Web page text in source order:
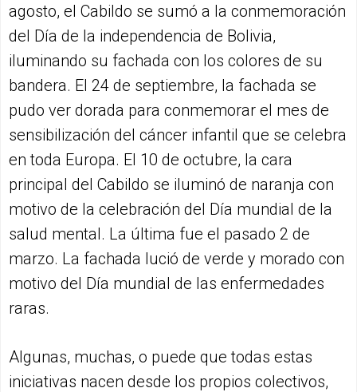
agosto, el Cabildo se sumó a la conmemoración
del Día de la independencia de Bolivia,
iluminando su fachada con los colores de su
bandera. El 24 de septiembre, la fachada se
pudo ver dorada para conmemorar el mes de
sensibilización del cáncer infantil que se celebra
en toda Europa. El 10 de octubre, la cara
principal del Cabildo se iluminó de naranja con
motivo de la celebración del Día mundial de la
salud mental. La última fue el pasado 2 de
marzo. La fachada lució de verde y morado con
motivo del Día mundial de las enfermedades
raras.
Algunas, muchas, o puede que todas estas
iniciativas nacen desde los propios colectivos,